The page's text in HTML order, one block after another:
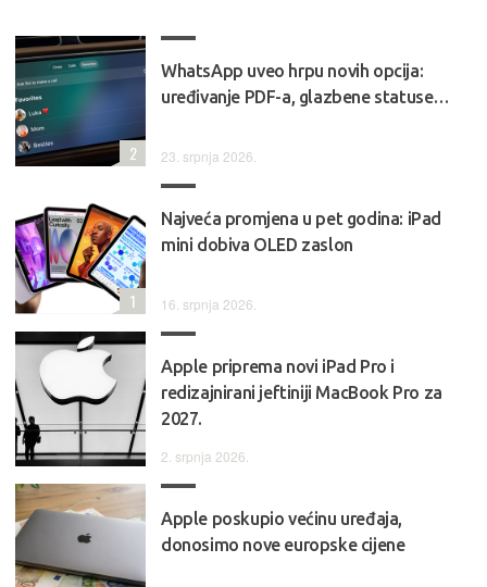
WhatsApp uveo hrpu novih opcija:
uređivanje PDF-a, glazbene statuse…
23. srpnja 2026.
2
Najveća promjena u pet godina: iPad
mini dobiva OLED zaslon
16. srpnja 2026.
1
Apple priprema novi iPad Pro i
redizajnirani jeftiniji MacBook Pro za
2027.
2. srpnja 2026.
Apple poskupio većinu uređaja,
donosimo nove europske cijene